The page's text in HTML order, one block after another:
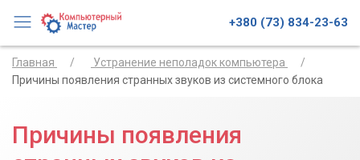
+380 (73) 834-23-63
Главная
Устранение неполадок компьютера
Причины появления странных звуков из системного блока
Причины появления